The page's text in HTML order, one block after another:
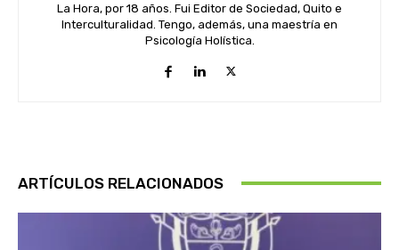
La Hora, por 18 años. Fui Editor de Sociedad, Quito e
Interculturalidad. Tengo, además, una maestría en
Psicología Holística.
ARTÍCULOS RELACIONADOS